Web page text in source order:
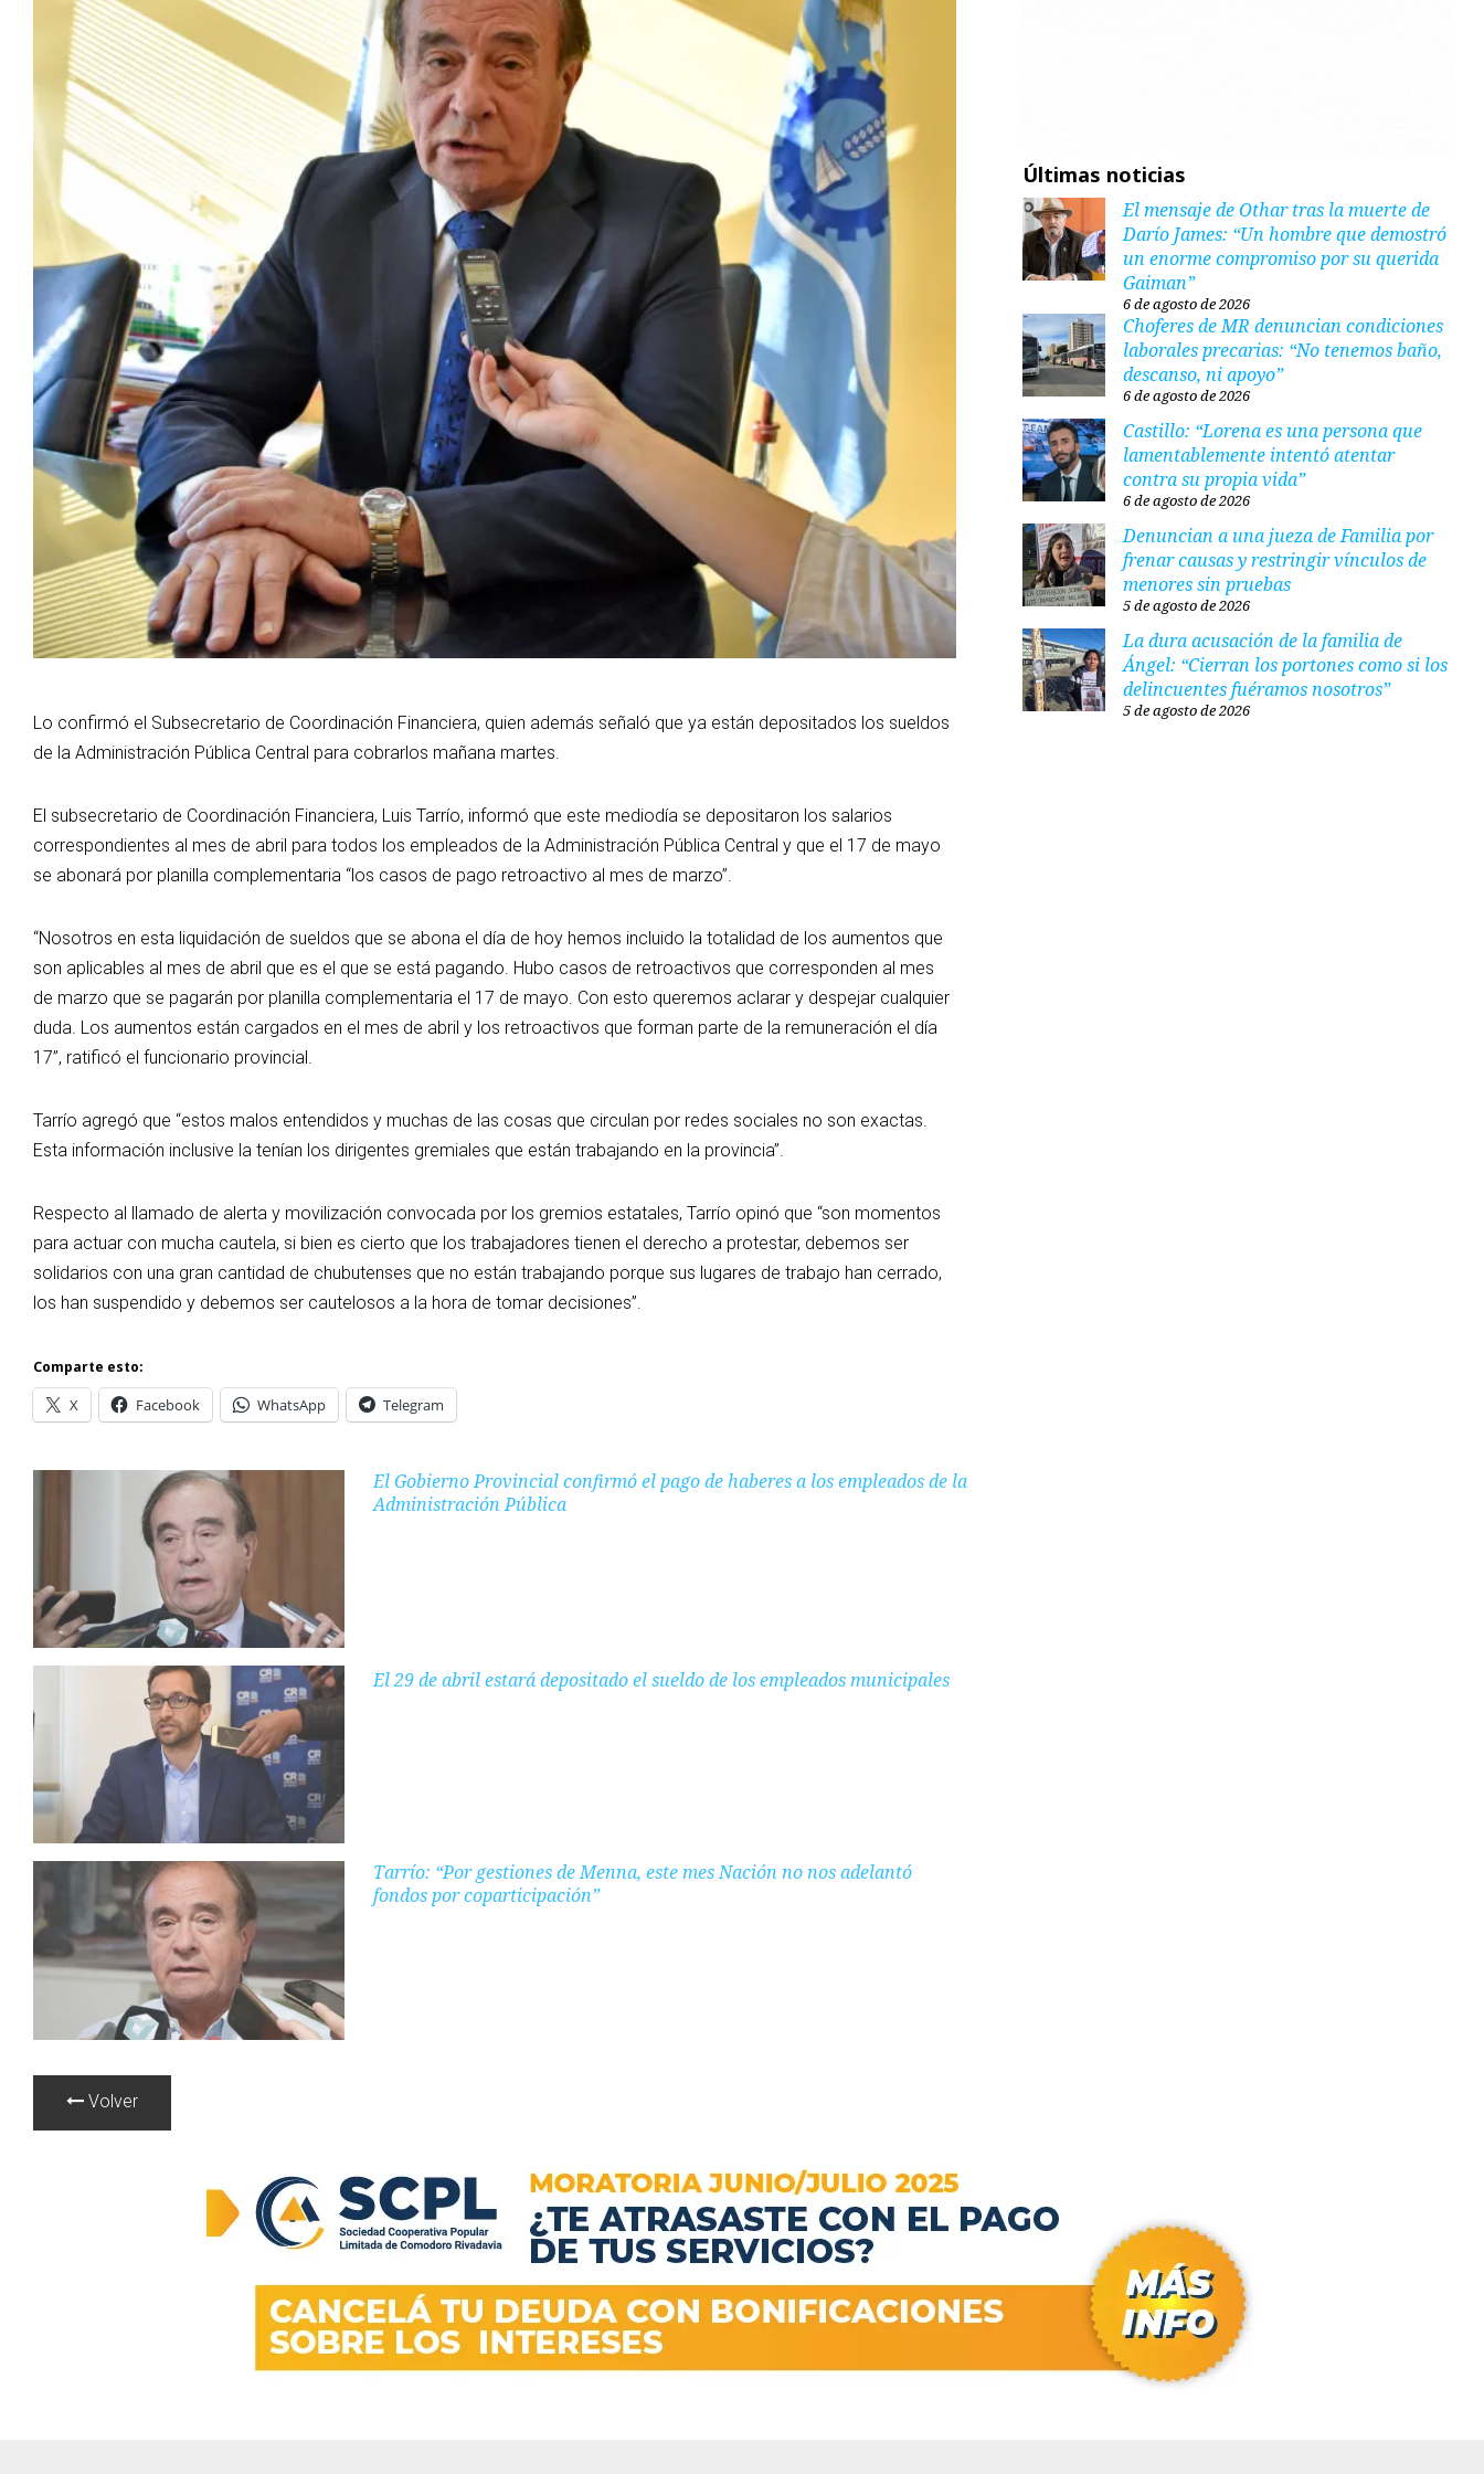
Lo confirmó el Subsecretario de Coordinación Financiera, quien además señaló que ya están depositados los sueldos
de la Administración Pública Central para cobrarlos mañana martes.
El subsecretario de Coordinación Financiera, Luis Tarrío, informó que este mediodía se depositaron los salarios
correspondientes al mes de abril para todos los empleados de la Administración Pública Central y que el 17 de mayo
se abonará por planilla complementaria “los casos de pago retroactivo al mes de marzo”.
“Nosotros en esta liquidación de sueldos que se abona el día de hoy hemos incluido la totalidad de los aumentos que
son aplicables al mes de abril que es el que se está pagando. Hubo casos de retroactivos que corresponden al mes
de marzo que se pagarán por planilla complementaria el 17 de mayo. Con esto queremos aclarar y despejar cualquier
duda. Los aumentos están cargados en el mes de abril y los retroactivos que forman parte de la remuneración el día
17”, ratificó el funcionario provincial.
Tarrío agregó que “estos malos entendidos y muchas de las cosas que circulan por redes sociales no son exactas.
Esta información inclusive la tenían los dirigentes gremiales que están trabajando en la provincia”.
Respecto al llamado de alerta y movilización convocada por los gremios estatales, Tarrío opinó que “son momentos
para actuar con mucha cautela, si bien es cierto que los trabajadores tienen el derecho a protestar, debemos ser
solidarios con una gran cantidad de chubutenses que no están trabajando porque sus lugares de trabajo han cerrado,
los han suspendido y debemos ser cautelosos a la hora de tomar decisiones”.
Comparte esto:
X Facebook WhatsApp Telegram
El Gobierno Provincial confirmó el pago de haberes a los empleados de la
Administración Pública
El 29 de abril estará depositado el sueldo de los empleados municipales
Tarrío: “Por gestiones de Menna, este mes Nación no nos adelantó
fondos por coparticipación”
Volver
Últimas noticias
El mensaje de Othar tras la muerte de
Darío James: “Un hombre que demostró
un enorme compromiso por su querida
Gaiman”
6 de agosto de 2026
Choferes de MR denuncian condiciones
laborales precarias: “No tenemos baño,
descanso, ni apoyo”
6 de agosto de 2026
Castillo: “Lorena es una persona que
lamentablemente intentó atentar
contra su propia vida”
6 de agosto de 2026
Denuncian a una jueza de Familia por
frenar causas y restringir vínculos de
menores sin pruebas
5 de agosto de 2026
La dura acusación de la familia de
Ángel: “Cierran los portones como si los
delincuentes fuéramos nosotros”
5 de agosto de 2026